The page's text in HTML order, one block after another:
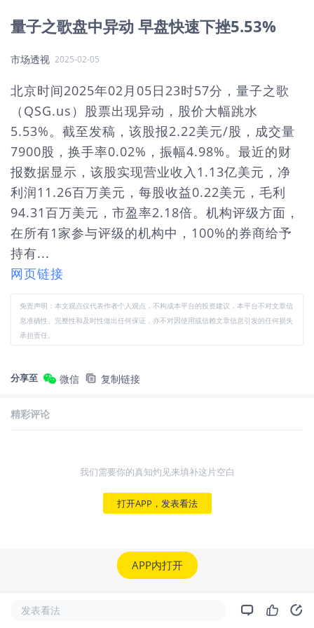
量子之歌盘中异动 早盘快速下挫5.53%
市场透视 2025-02-05
北京时间2025年02月05日23时57分，量子之歌
（QSG.us）股票出现异动，股价大幅跳水
5.53%。截至发稿，该股报2.22美元/股，成交量
7900股，换手率0.02%，振幅4.98%。最近的财
报数据显示，该股实现营业收入1.13亿美元，净
利润11.26百万美元，每股收益0.22美元，毛利
94.31百万美元，市盈率2.18倍。机构评级方面，
在所有1家参与评级的机构中，100%的券商给予
持有...
网页链接
免责声明：本文观点仅代表作者个人观点，不构成本平台的投资建议，本平台不对文章信
息准确性、完整性和及时性做出任何保证，亦不对因使用或信赖文章信息引发的任何损失
承担责任。
分享至 微信 复制链接
精彩评论
我们需要你的真知灼见来填补这片空白
打开APP，发表看法
APP内打开
发表看法